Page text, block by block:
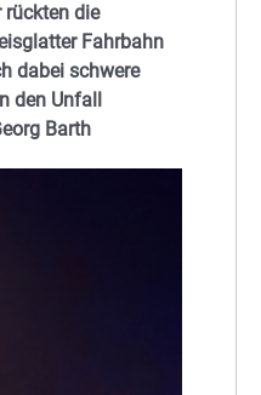
rückten die
Fahrbahn
dabei schwere
den Unfall
Barth